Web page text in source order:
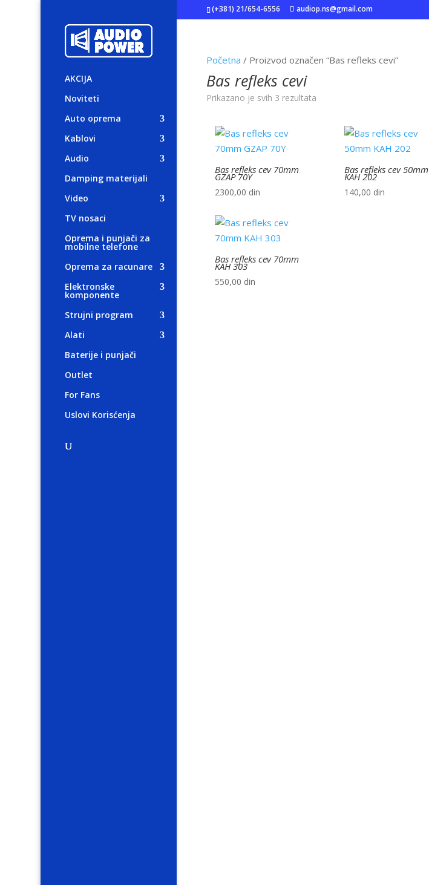
(+381) 21/654-6556 audiop.ns@gmail.com
AKCIJA
Noviteti
Auto oprema
Kablovi
Audio
Damping materijali
Video
TV nosaci
Oprema i punjači za
mobilne telefone
Oprema za racunare
Elektronske
komponente
Strujni program
Alati
Baterije i punjači
Outlet
For Fans
Uslovi Korisćenja
Početna / Proizvod označen “Bas refleks cevi”
Bas refleks cevi
Prikazano je svih 3 rezultata
Bas refleks cev 70mm
GZAP 70Y
2300,00 din
Bas refleks cev 50mm
KAH 202
140,00 din
Bas refleks cev 70mm
KAH 303
550,00 din